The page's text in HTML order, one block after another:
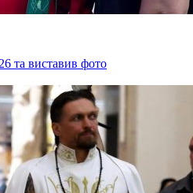
та виставив фото